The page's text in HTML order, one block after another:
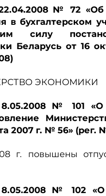
№ 72
в бухгалтерском
силу
Беларусь от 16
ЭКОНОМИКИ
№ 101
2007 г. № 56» (рег.
г. повышены
№ 102